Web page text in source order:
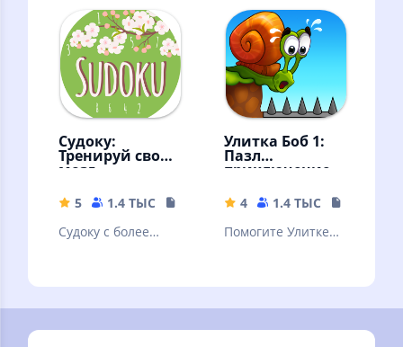
думает, мысли
радуются !
легкие! Судоку -
классический
Судоку:
Тренируй свой
мозг
5 1.4 ТЫС
17.73 MB
Судоку с более
возможностями
Улитка Боб 1:
Пазл
приключение
4 1.4 ТЫС
Помогите Улитке
головоломками!